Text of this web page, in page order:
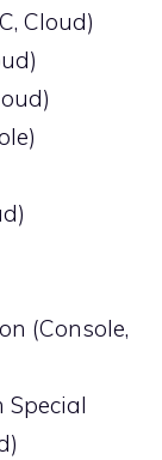
Cloud)
(Console,
Special